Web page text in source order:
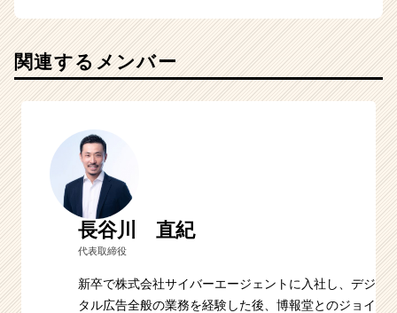
関連するメンバー
長谷川 直紀
代表取締役
新卒で株式会社サイバーエージェントに入社し、デジ
タル広告全般の業務を経験した後、博報堂とのジョイ